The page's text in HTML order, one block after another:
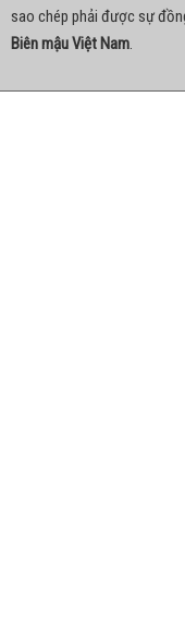
sao chép phải được sự
Biên mậu Việt Nam.